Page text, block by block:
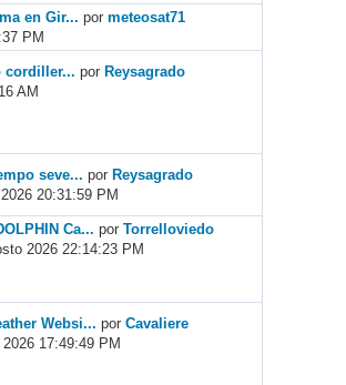
en Gir... pormeteosat71
PM
cordiller... por Reysagrado
AM
seve... porReysagrado
20:31:59 PM
Ca... porTorrelloviedo
2026 22:14:23 PM
Websi... porCavaliere
17:49:49 PM